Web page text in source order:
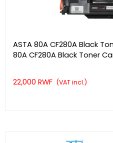
ASTA 80A CF280A Black
80A CF280A Black Toner
22,000 RWF (VAT incl.)